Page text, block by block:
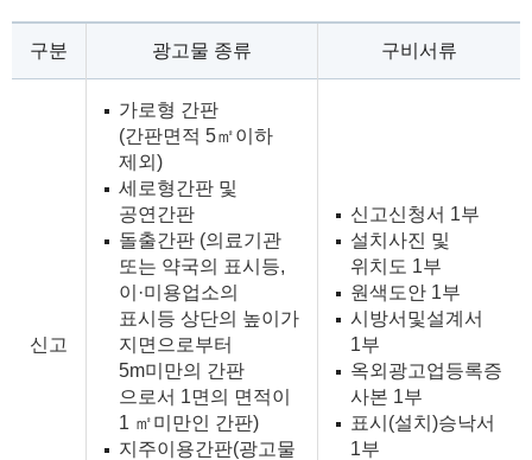
구분 광고물 종류 구비서류
신고
가로형 간판
(간판면적 5㎡이하
제외)
세로형간판 및
공연간판
돌출간판 (의료기관
또는 약국의 표시등,
이·미용업소의
표시등 상단의 높이가
지면으로부터
5m미만의 간판
으로서 1면의 면적이
1 ㎡미만인 간판)
지주이용간판(광고물
신고신청서 1부
설치사진 및
위치도 1부
원색도안 1부
시방서및설계서
1부
옥외광고업등록증
사본 1부
표시(설치)승낙서
1부